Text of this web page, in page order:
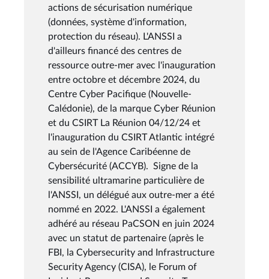
actions de sécurisation numérique
(données, système d'information,
protection du réseau). L'ANSSI a
d'ailleurs financé des centres de
ressource outre-mer avec l'inauguration
entre octobre et décembre 2024, du
Centre Cyber Pacifique (Nouvelle-
Calédonie), de la marque Cyber Réunion
et du CSIRT La Réunion 04/12/24 et
l'inauguration du CSIRT Atlantic intégré
au sein de l'Agence Caribéenne de
Cybersécurité (ACCYB). Signe de la
sensibilité ultramarine particulière de
l'ANSSI, un délégué aux outre-mer a été
nommé en 2022. L'ANSSI a également
adhéré au réseau PaCSON en juin 2024
avec un statut de partenaire (après le
FBI, la Cybersecurity and Infrastructure
Security Agency (CISA), le Forum of